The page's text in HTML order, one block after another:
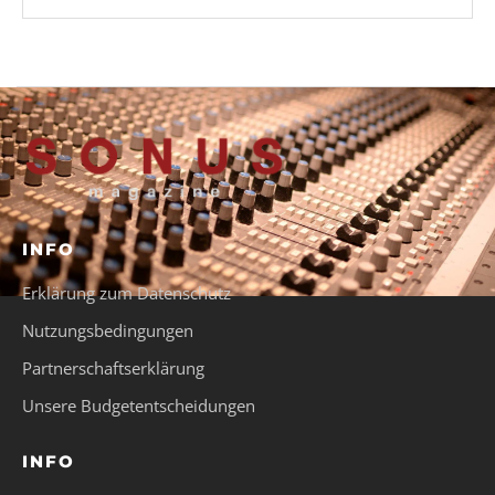
INFO
Erklärung zum Datenschutz
Nutzungsbedingungen
Partnerschaftserklärung
Unsere Budgetentscheidungen
INFO